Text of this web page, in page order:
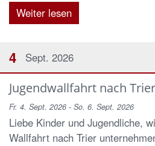
Weiter lesen
4 Sept. 2026
Jugendwallfahrt nach Trier
Fr. 4. Sept. 2026 - So. 6. Sept. 2026
Liebe Kinder und Jugendliche,
Wallfahrt nach Trier